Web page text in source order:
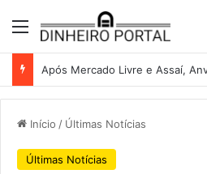
Menu
Início / Últimas Notícias
Últimas Notícias